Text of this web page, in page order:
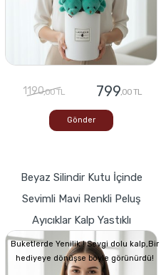
1190,00 TL 799,00 TL
Gönder
Beyaz Silindir Kutu İçinde
Sevimli Mavi Renkli Peluş
Ayıcıklar Kalp Yastıklı
Buketlerde Yenilik ! Sevgi dolu kalp,Bir
hediyeye dönüşse böyle görünürdü!